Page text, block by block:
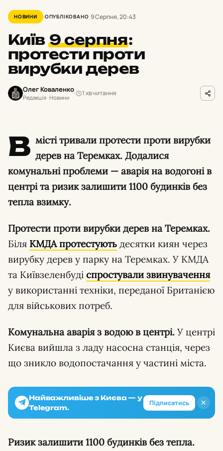
НОВИНИ ОПУБЛІКОВАНО 9 Серпня, 20:43
Київ9 серпня:
протести проти
вирубки дерев
Олег Коваленко
Редакція · Новини
1 хв читання
В місті тривали протести проти вирубки
дерев на Теремках. Додалися
комунальні проблеми — аварія на водогоні в
центрі та ризик залишити 1100 будинків без
тепла взимку.
Протести проти вирубки дерев на Теремках.
Біля КМДА протестують десятки киян через
вирубку дерев у парку на Теремках. У КМДА
та Київзеленбуді спростували звинувачення
у використанні техніки, переданої Британією
для військових потреб.
Комунальна аварія з водою в центрі. У центрі
Києва вийшла з ладу насосна станція, через
що зникло водопостачання у частині міста.
✕
Найважливіше з Києва — у
Telegram.
Підписатись
Ризик залишити 1100 будинків без тепла.